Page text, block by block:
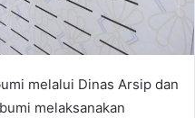
melalui Dinas Arsip dan
melaksanakan